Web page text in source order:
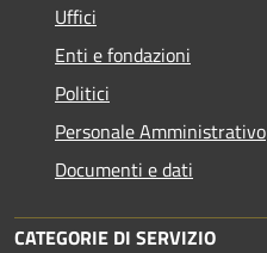
Uffici
Enti e fondazioni
Politici
Personale Amministrativo
Documenti e dati
CATEGORIE DI SERVIZIO